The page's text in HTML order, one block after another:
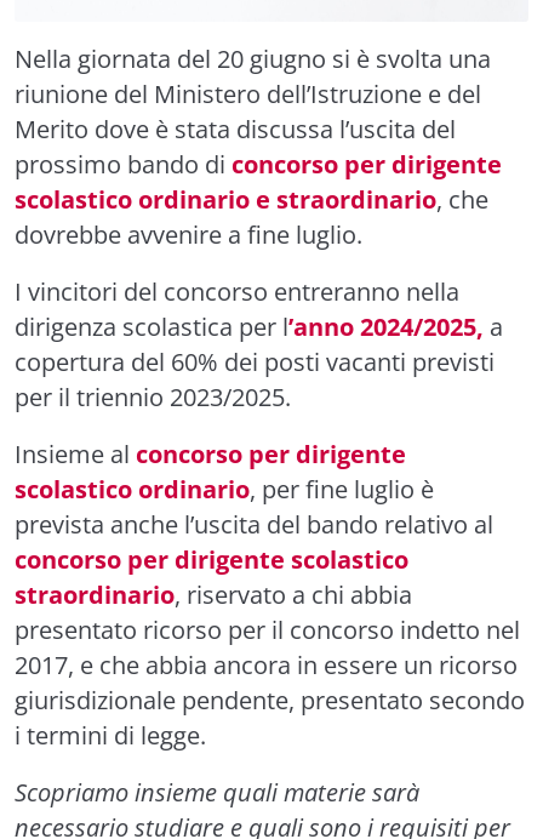
Nella giornata del 20 giugno si è svolta una
riunione del Ministero dell’Istruzione e del
Merito dove è stata discussa l’uscita del
prossimo bando di concorso per dirigente
scolastico ordinario e straordinario, che
dovrebbe avvenire a fine luglio.
I vincitori del concorso entreranno nella
dirigenza scolastica per l’anno 2024/2025, a
copertura del 60% dei posti vacanti previsti
per il triennio 2023/2025.
Insieme al concorso per dirigente
scolastico ordinario, per fine luglio è
prevista anche l’uscita del bando relativo al
concorso per dirigente scolastico
straordinario, riservato a chi abbia
presentato ricorso per il concorso indetto nel
2017, e che abbia ancora in essere un ricorso
giurisdizionale pendente, presentato secondo
i termini di legge.
Scopriamo insieme quali materie sarà
necessario studiare e quali sono i requisiti per